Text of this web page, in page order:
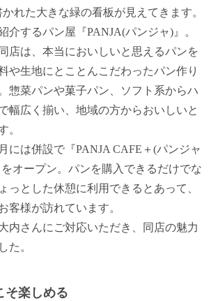
れた大きな緑の看板が見えてきます。
介するパン屋『PANJA(パンジャ)』。
店は、本当においしいと思えるパンを
や生地にとことんこだわったパン作り
惣菜パンや菓子パン、ソフト系からハ
幅広く揃い、地域の方からおいしいと
。
には併設で『PANJA CAFE＋(パンジャ
オープン。パンを購入できるだけでな
っとした休憩に利用できるとあって、
客様が訪れています。
内さんにご対応いただき、同店の魅力
た。
そ楽しめる